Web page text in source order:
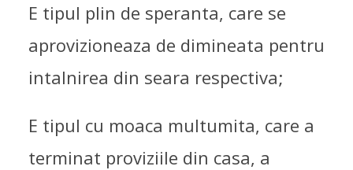
E tipul plin de speranta, care se
aprovizioneaza de dimineata pentru
intalnirea din seara respectiva;
E tipul cu moaca multumita, care a
terminat proviziile din casa, a